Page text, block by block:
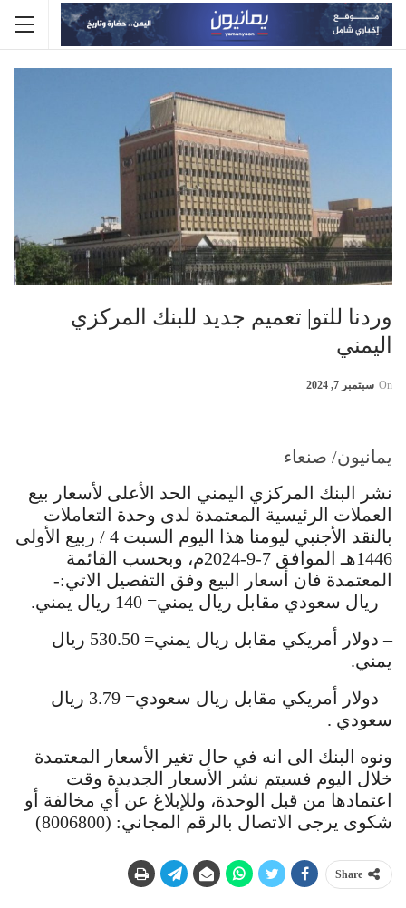
وردنا للتو| تعميم جديد للبنك المركزي
اليمني
On سبتمبر 7, 2024
يمانيون/ صنعاء
نشر البنك المركزي اليمني الحد الأعلى لأسعار بيع
العملات الرئيسية المعتمدة لدى وحدة التعاملات
بالنقد الأجنبي ليومنا هذا اليوم السبت 4 / ربيع الأولى
1446هـ الموافق 7-9-2024م،
وبحسب القائمة
المعتمدة فان أسعار البيع وفق التفصيل الاتي:-
– ريال سعودي مقابل ريال يمني= 140 ريال يمني.
– دولار أمريكي مقابل ريال يمني= 530.50 ريال
يمني.
– دولار أمريكي مقابل ريال سعودي= 3.79 ريال
سعودي .
ونوه البنك الى انه في حال تغير الأسعار المعتمدة
خلال اليوم فسيتم نشر الأسعار الجديدة وقت
اعتمادها من قبل الوحدة، وللإبلاغ عن أي مخالفة أو
شكوى يرجى الاتصال بالرقم المجاني: (8006800)
Share